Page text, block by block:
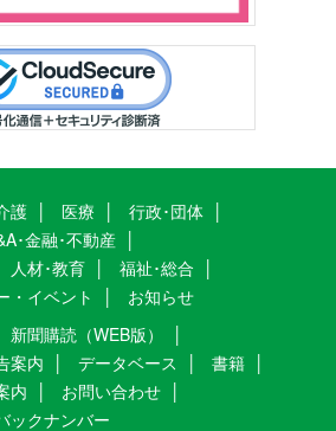
護 医療
行政･団体
･金融･不動産
人材･教育
福祉･総合
・イベント
お知らせ
新聞購読（WEB版）
案内 データベース
書籍
内
お問い合わせ
ックナンバー